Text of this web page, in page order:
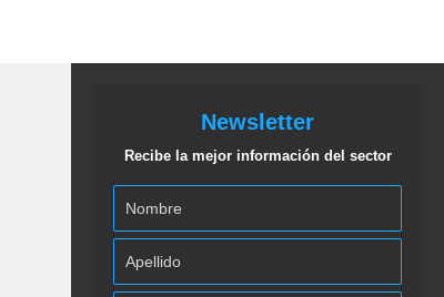
Newsletter
Recibe la mejor información del sector